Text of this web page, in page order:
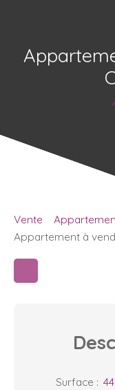
Vente
Appartement à
Surface :